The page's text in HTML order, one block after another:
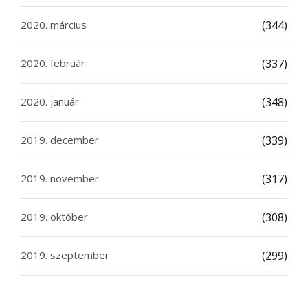
2020. március (344)
2020. február (337)
2020. január (348)
2019. december (339)
2019. november (317)
2019. október (308)
2019. szeptember (299)